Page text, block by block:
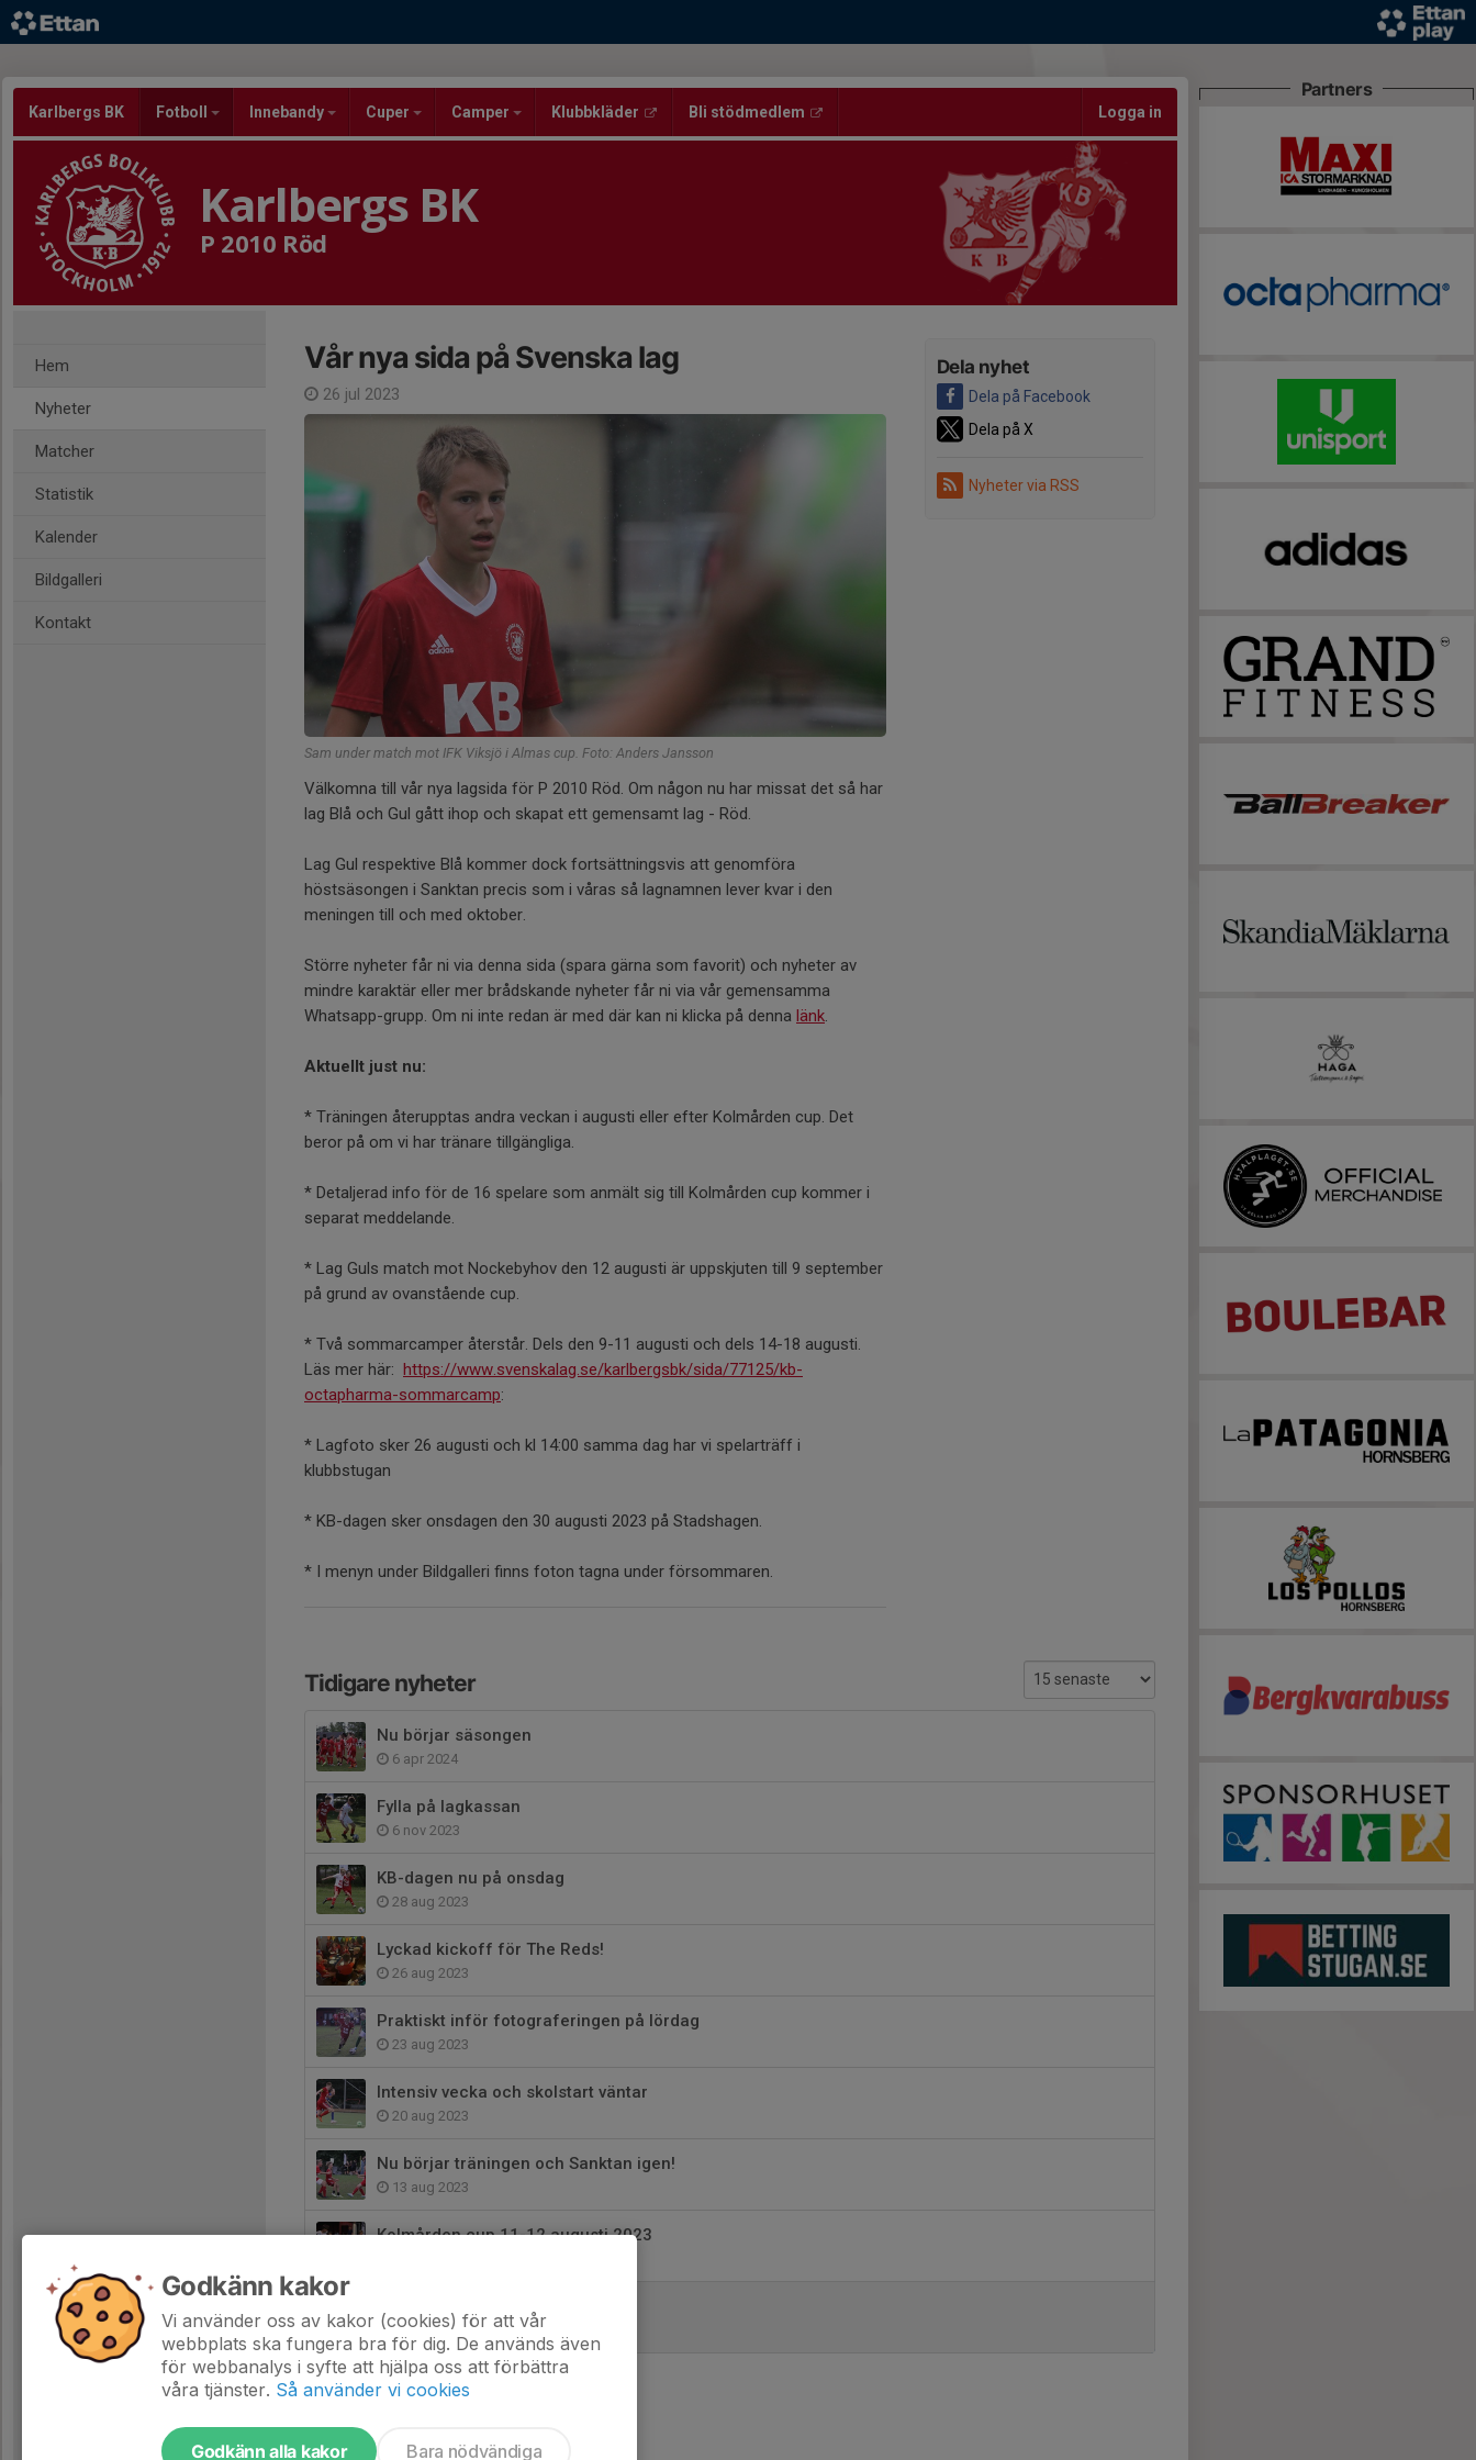
Karlbergs BK Fotboll Innebandy Cuper Camper Klubbkläder Bli stödmedlem Logga in
Karlbergs BK
P 2010 Röd
Hem
Nyheter
Matcher
Statistik
Kalender
Bildgalleri
Kontakt
Dela nyhet
Dela på Facebook
Dela på X
Nyheter via RSS
Vår nya sida på Svenska lag
26 jul 2023
Sam under match mot IFK Viksjö i Almas cup. Foto: Anders Jansson
Välkomna till vår nya lagsida för P 2010 Röd. Om någon nu har missat det så har
lag Blå och Gul gått ihop och skapat ett gemensamt lag - Röd.
Lag Gul respektive Blå kommer dock fortsättningsvis att genomföra
höstsäsongen i Sanktan precis som i våras så lagnamnen lever kvar i den
meningen till och med oktober.
Större nyheter får ni via denna sida (spara gärna som favorit) och nyheter av
mindre karaktär eller mer brådskande nyheter får ni via vår gemensamma
Whatsapp-grupp. Om ni inte redan är med där kan ni klicka på denna länk.
Aktuellt just nu:
* Träningen återupptas andra veckan i augusti eller efter Kolmården cup. Det
beror på om vi har tränare tillgängliga.
* Detaljerad info för de 16 spelare som anmält sig till Kolmården cup kommer i
separat meddelande.
* Lag Guls match mot Nockebyhov den 12 augusti är uppskjuten till 9 september
på grund av ovanstående cup.
* Två sommarcamper återstår. Dels den 9-11 augusti och dels 14-18 augusti.
Läs mer här: https://www.svenskalag.se/karlbergsbk/sida/77125/kb-
octapharma-sommarcamp:
* Lagfoto sker 26 augusti och kl 14:00 samma dag har vi spelarträff i
klubbstugan
* KB-dagen sker onsdagen den 30 augusti 2023 på Stadshagen.
* I menyn under Bildgalleri finns foton tagna under försommaren.
Tidigare nyheter
Nu börjar säsongen
6 apr 2024
Fylla på lagkassan
6 nov 2023
KB-dagen nu på onsdag
28 aug 2023
Lyckad kickoff för The Reds!
26 aug 2023
Praktiskt inför fotograferingen på lördag
23 aug 2023
Intensiv vecka och skolstart väntar
20 aug 2023
Nu börjar träningen och Sanktan igen!
13 aug 2023
Kolmården cup 11-12 augusti 2023
26 jul 2023
Partners
Godkänn kakor
Vi använder oss av kakor (cookies) för att vår
webbplats ska fungera bra för dig. De används även
för webbanalys i syfte att hjälpa oss att förbättra
våra tjänster. Så använder vi cookies
Godkänn alla kakor Bara nödvändiga